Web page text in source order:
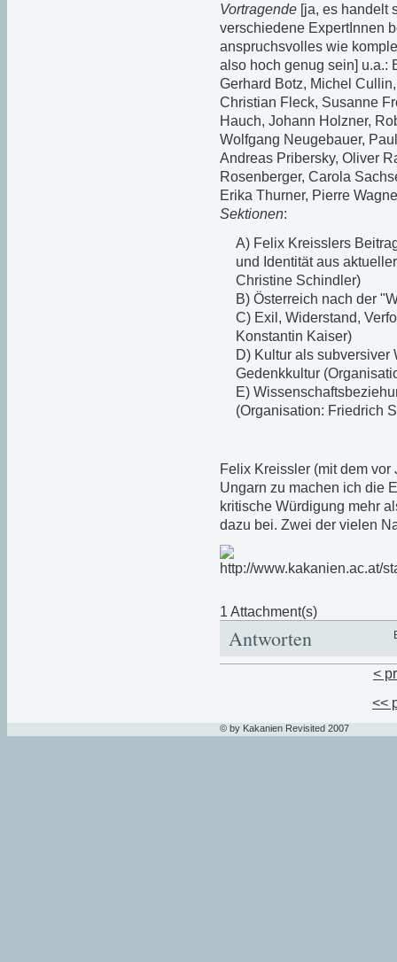
Vortragende [ja, es handelt
verschiedene ExpertInnen
anspruchsvolles wie
also hoch genug sein] u.a.:
Gerhard Botz, Michel
Christian Fleck, Susanne
Hauch, Johann Holzner,
Wolfgang Neugebauer,
Andreas Pribersky, Oliver
Rosenberger, Carola
Erika Thurner, Pierre
Sektionen:
A) Felix Kreisslers
und Identität aus
Christine Schindler)
B) Österreich nach der
C) Exil, Widerstand,
Konstantin Kaiser)
D) Kultur als
Gedenkkultur
E)
(Organisation: Friedrich
Felix Kreissler (mit dem
Ungarn zu machen ich die
kritische Würdigung mehr
dazu bei. Zwei der vielen
1 Attachment(s)
Antworten
<
<<
© by Kakanien Revisited 2007